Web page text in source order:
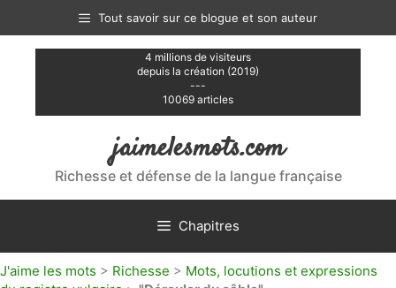
contenu
Tout savoir sur ce blogue et son auteur
4 millions de visiteurs
depuis la création (2019)
---
10069 articles
jaimelesmots.com
Richesse et défense de la langue française
Chapitres
J'aime les mots > Richesse > Mots, locutions et expressions